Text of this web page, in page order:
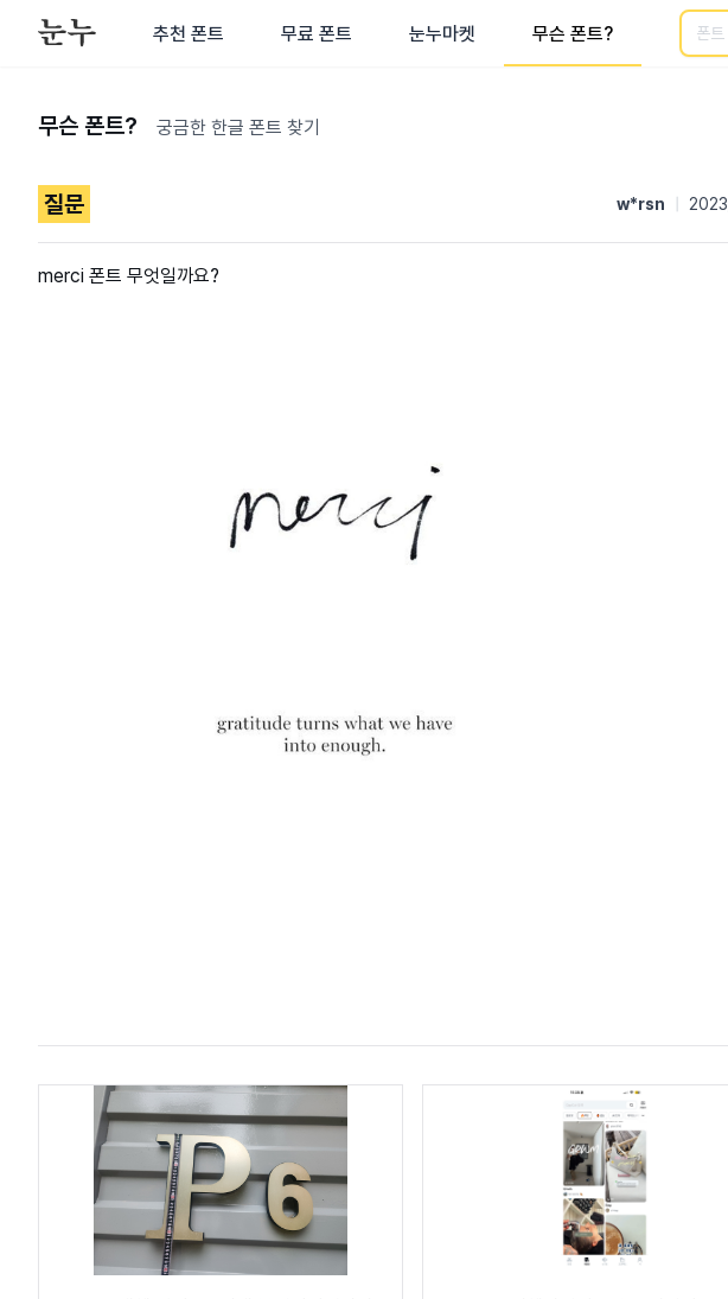
추천 폰트 무료 폰트 눈누마켓 무슨 폰트?
검색
무슨 폰트? 궁금한 한글 폰트 찾기
질문 w*rsn
merci 폰트 무엇일까요?